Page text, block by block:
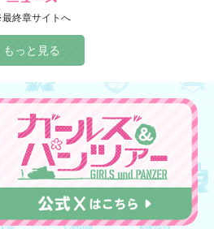
終章サイトへ
もっと見る